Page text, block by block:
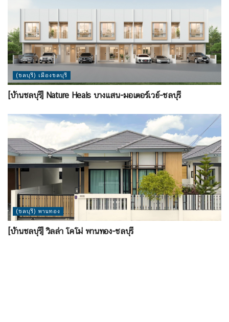
(ชลบุรี) เมืองชลบุรี
[บ้านชลบุรี] Nature Heals บางแสน-มอเตอร์เวย์-ชลบุรี
(ชลบุรี) พานทอง
[บ้านชลบุรี] วิลล่า โคโม่ พานทอง-ชลบุรี